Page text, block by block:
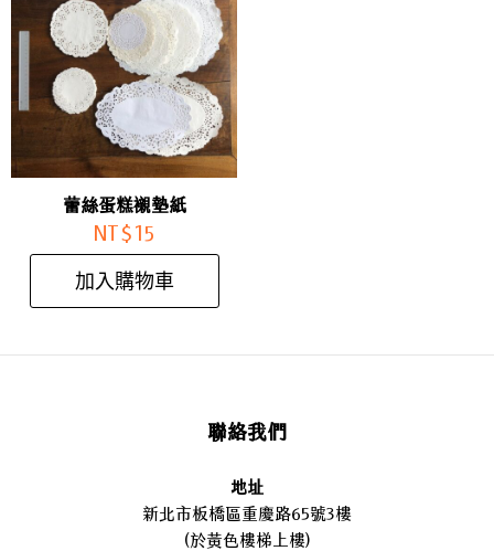
蕾絲蛋糕襯墊紙
NT$ 15
加入購物車
聯絡我們
地址
新北市板橋區重慶路65號3樓
(於黃色樓梯上樓)